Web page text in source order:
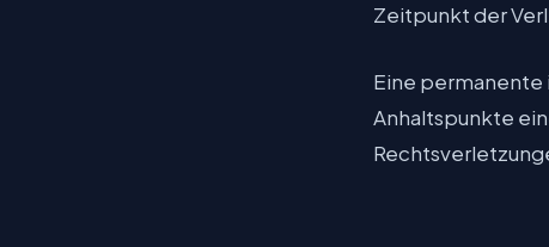
Zeitpunkt der
Eine
Anhaltspunkte